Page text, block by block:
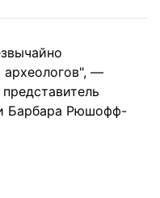
—
Барбара Рюшофф-